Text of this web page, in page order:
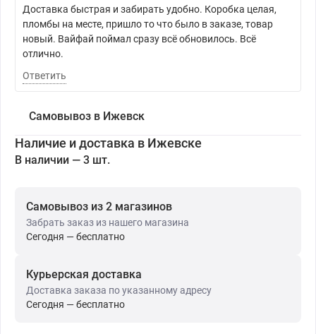
Доставка быстрая и забирать удобно. Коробка целая,
пломбы на месте, пришло то что было в заказе, товар
новый. Вайфай поймал сразу всё обновилось. Всё
отлично.
Ответить
Самовывоз в Ижевск
Наличие и доставка в Ижевске
В наличии — 3 шт.
Самовывоз из 2 магазинов
Забрать заказ из нашего магазина
Сегодня — бесплатно
Курьерская доставка
Доставка заказа по указанному адресу
Сегодня — бесплатно